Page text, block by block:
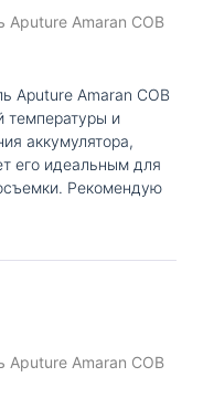
Aputure Amaran COB
Aputure Amaran COB
температуры и
аккумулятора,
его идеальным для
Рекомендую
Aputure Amaran COB